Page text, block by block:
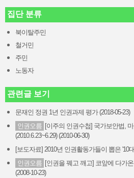
집단 분류
북이탈주민
철거민
주민
노동자
관련글 보기
문재인 정권 1년 인권과제 평가 (2018-05-23)
인권오름 [이주의 인권수첩] 국가보안법,
(2010.6.23~6.29) (2010-06-30)
[보도자료] 2010년 인권활동가들이 뽑은 '10
인권오름 [인권을 꿰고 깨고] 코앞에 다가
(2008-10-23)